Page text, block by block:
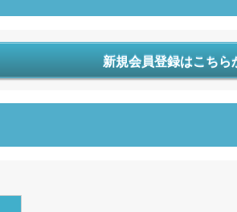
新規会員登録はこちら